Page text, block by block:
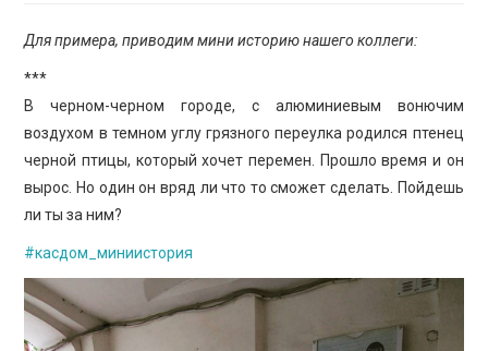
Для примера, приводим мини историю нашего коллеги:
***
В черном-черном городе, с алюминиевым вонючим
воздухом в темном углу грязного переулка родился птенец
черной птицы, который хочет перемен. Прошло время и он
вырос. Но один он вряд ли что то сможет сделать. Пойдешь
ли ты за ним?
#касдом_миниистория